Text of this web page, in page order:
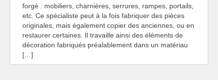
forgé : mobiliers, charnières, serrures, rampes, portails,
etc. Ce spécialiste peut à la fois fabriquer des pièces
originales, mais également copier des anciennes, ou en
restaurer certaines. Il travaille ainsi des éléments de
décoration fabriqués préalablement dans un matériau
[…]